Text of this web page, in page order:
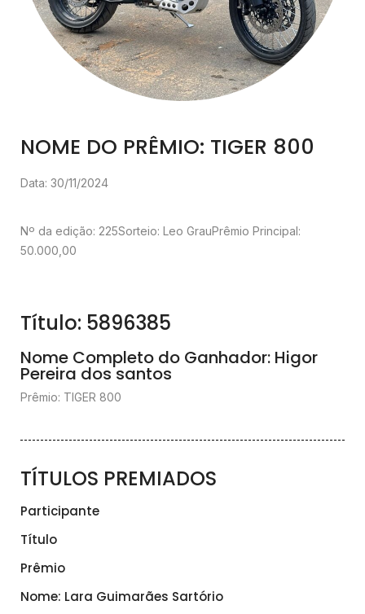
NOME DO PRÊMIO: TIGER 800
Data: 30/11/2024
Nº da edição: 225Sorteio: Leo GrauPrêmio Principal:
50.000,00
Título: 5896385
Nome Completo do Ganhador: Higor
Pereira dos santos
Prêmio: TIGER 800
TÍTULOS PREMIADOS
Participante
Título
Prêmio
Nome: Lara Guimarães Sartório